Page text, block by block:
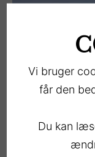
Stranden
Vi bruger
får den
Du kan